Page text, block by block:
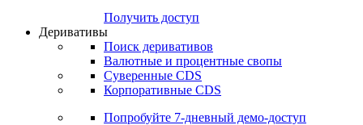
Получить доступ
Деривативы
Поиск деривативов
Валютные и процентные свопы
Суверенные CDS
Корпоративные CDS
Попробуйте 7-дневный демо-доступ